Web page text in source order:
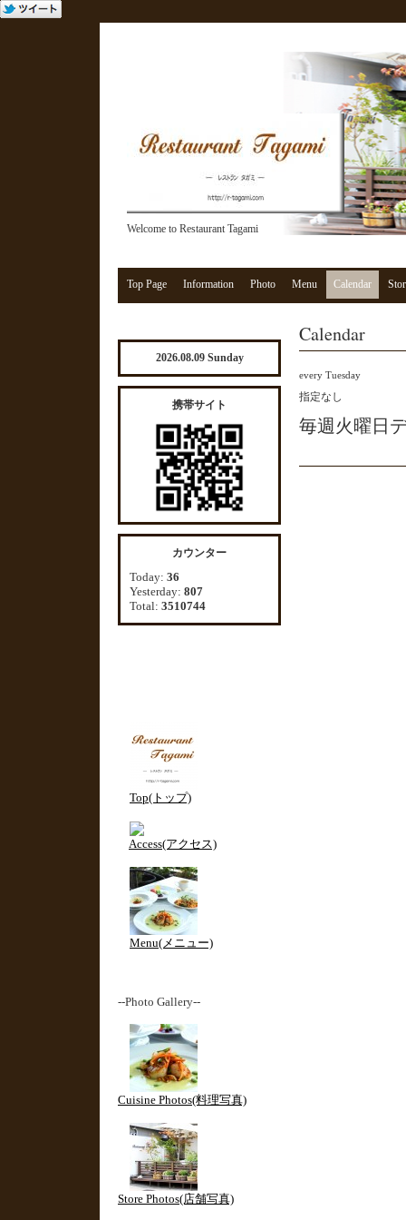
Welcome to Restaurant Tagami
Top Page Information Photo Menu Calendar
Calendar
every Tuesday
指定なし
毎週火曜日
2026.08.09 Sunday
携帯サイト
カウンター
Today: 36
Yesterday: 807
Total: 3510744
Top(トップ)
Access(アクセス)
Menu(メニュー)
--Photo Gallery--
Cuisine Photos(料理写真)
Store Photos(店舗写真)